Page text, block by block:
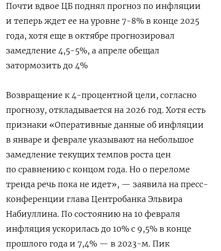
Почти вдвое ЦБ поднял прогноз по инфляции
и теперь ждет ее на уровне 7-8% в конце 2025
года, хотя еще в октябре прогнозировал
замедление 4,5-5%, а апреле обещал
затормозить до 4%
Возвращение к 4-процентной цели, согласно
прогнозу, откладывается на 2026 год. Хотя есть
признаки «Оперативные данные об инфляции
в январе и феврале указывают на небольшое
замедление текущих темпов роста цен
по сравнению с концом года. Но о переломе
тренда речь пока не идет», — заявила на пресс-
конференции глава Центробанка Эльвира
Набиуллина. По состоянию на 10 февраля
инфляция ускорилась до 10% с 9,5% в конце
прошлого года и 7,4% — в 2023-м. Пик